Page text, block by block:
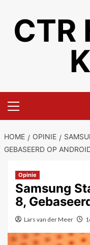
inhoudCTR
menu
HOME OPINIE
GEBASEERD OP
Opinie
Samsung
8,
Lars van der Meer